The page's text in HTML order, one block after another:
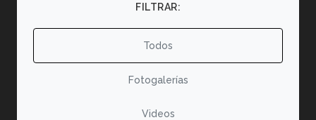
FILTRAR:
Todos
Fotogalerías
Videos